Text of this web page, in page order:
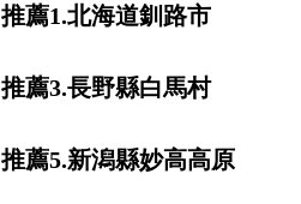
推薦1.北海道釧路市
推薦3.長野縣白馬村
推薦5.新潟縣妙高高原